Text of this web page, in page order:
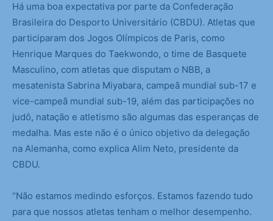
Há uma boa expectativa por parte da Confederação
Brasileira do Desporto Universitário (CBDU). Atletas que
participaram dos Jogos Olímpicos de Paris, como
Henrique Marques do Taekwondo, o time de Basquete
Masculino, com atletas que disputam o NBB, a
mesatenista Sabrina Miyabara, campeã mundial sub-17 e
vice-campeã mundial sub-19, além das participações no
judô, natação e atletismo são algumas das esperanças de
medalha. Mas este não é o único objetivo da delegação
na Alemanha, como explica Alim Neto, presidente da
CBDU.
“Não estamos medindo esforços. Estamos fazendo tudo
para que nossos atletas tenham o melhor desempenho.